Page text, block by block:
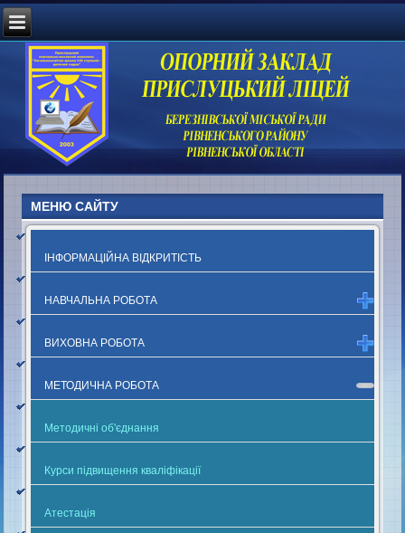
МЕНЮ САЙТУ
ІНФОРМАЦІЙНА ВІДКРИТІСТЬ
НАВЧАЛЬНА РОБОТА
ВИХОВНА РОБОТА
МЕТОДИЧНА РОБОТА
Методичні об'єднання
Курси підвищення кваліфікації
Атестація